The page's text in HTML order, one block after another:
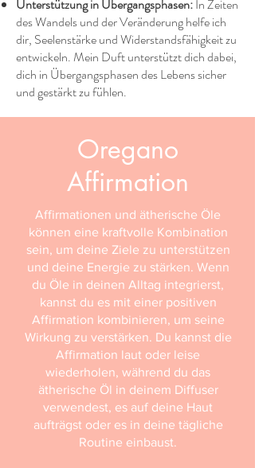
Unterstützung in Übergangsphasen:In Zeiten
des Wandels und der Veränderung helfe ich
dir, Seelenstärke und Widerstandsfähigkeit zu
entwickeln. Mein Duft unterstützt dich dabei,
dich in Übergangsphasen des Lebens sicher
und gestärkt zu fühlen.
Oregano
Affirmation
Affirmationen und ätherische Öle
können eine kraftvolle Kombination
sein, um deine Ziele zu unterstützen
und deine Energie zu stärken. Wenn
du Öle in deinen Alltag integrierst,
kannst du es mit einer positiven
Affirmation kombinieren, um seine
Wirkung zu verstärken. Du kannst die
Affirmation laut oder leise
wiederholen, während du das
ätherische Öl in deinem Diffuser
verwendest, es auf deine Haut
aufträgst oder es in deine tägliche
Routine einbaust.